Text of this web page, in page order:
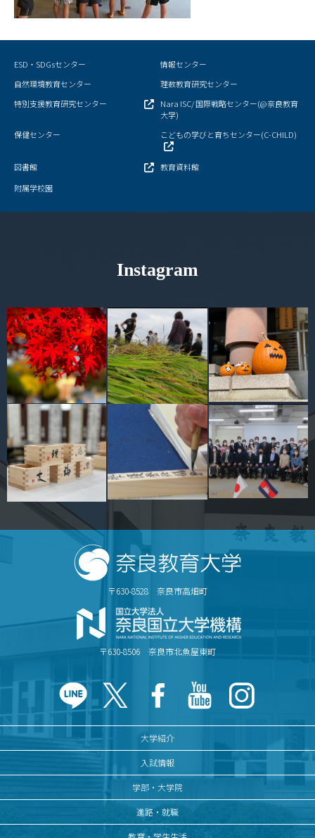
ESD・SDGsセンター
情報センター
自然環境教育センター
理数教育研究センター
特別支援教育研究センター
Nara ISC/ 国際戦略センター(@奈良教育
大学)
保健センター
こどもの学びと育ちセンター(C-CHILD)
図書館
教育資料館
附属学校園
Instagram
〒630-8528 奈良市高畑町
〒630-8506 奈良市北魚屋東町
大学紹介
入試情報
学部・大学院
進路・就職